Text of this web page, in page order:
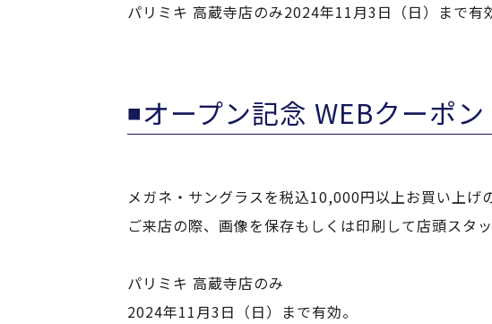
パリミキ 高蔵寺店のみ2024年11月3日（日）まで有
◾️オープン記念 WEBクーポン
メガネ・サングラスを税込10,000円以上お買い上げ
ご来店の際、画像を保存もしくは印刷して店頭スタ
パリミキ 高蔵寺店のみ
2024年11月3日（日）まで有効。